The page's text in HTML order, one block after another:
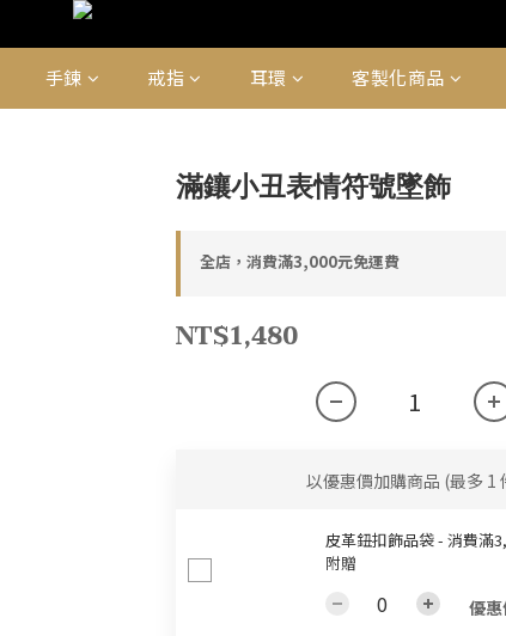
手鍊 戒指 耳環 客製化商品
滿鑲小丑表情符號墜飾
全店，消費滿3,000元免運費
NT$1,480
以優惠價加購商品 (最多 1
皮革鈕扣飾品袋 - 消費滿
附贈
優